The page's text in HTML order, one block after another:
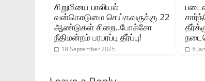
சிறுமியை பாலியல்
வன்கொடுமை செய்தவருக்கு 22
ஆண்டுகள் சிறை..போக்சோ
நீதிமன்றம் பரபரப்பு தீர்ப்பு!
18 September 2025 6